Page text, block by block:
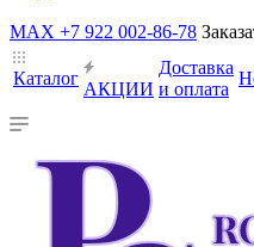
MAX +7 922 002-86-78
Каталог
АКЦИИ
Доставка
и оплата